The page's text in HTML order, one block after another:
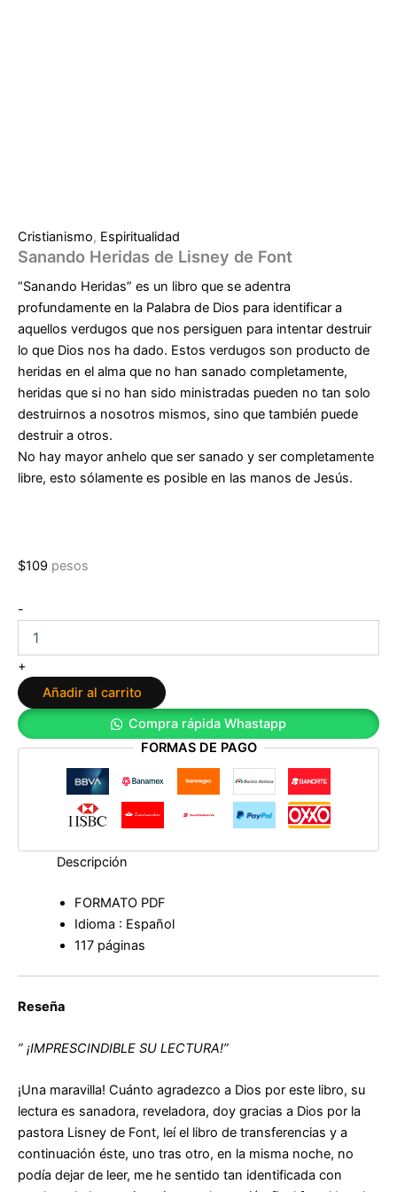
Cristianismo, Espiritualidad
Sanando Heridas de Lisney de Font
“Sanando Heridas” es un libro que se adentra
profundamente en la Palabra de Dios para identificar a
aquellos verdugos que nos persiguen para intentar destruir
lo que Dios nos ha dado. Estos verdugos son producto de
heridas en el alma que no han sanado completamente,
heridas que si no han sido ministradas pueden no tan solo
destruirnos a nosotros mismos, sino que también puede
destruir a otros.
No hay mayor anhelo que ser sanado y ser completamente
libre, esto sólamente es posible en las manos de Jesús.
$109 pesos
-
Heridas
de
Lisney
de
Font
cantidad
+
Añadir al carrito
Compra rápida Whastapp
FORMAS DE PAGO
Descripción
FORMATO PDF
Idioma : Español
117 páginas
Reseña
” ¡IMPRESCINDIBLE SU LECTURA!”
¡Una maravilla! Cuánto agradezco a Dios por este libro, su
lectura es sanadora, reveladora, doy gracias a Dios por la
pastora Lisney de Font, leí el libro de transferencias y a
continuación éste, uno tras otro, en la misma noche, no
podía dejar de leer, me he sentido tan identificada con